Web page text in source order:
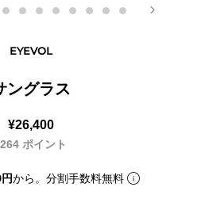
EYEVOL
ングラス
¥26,400
264 ポイント
から。分割手数料無料